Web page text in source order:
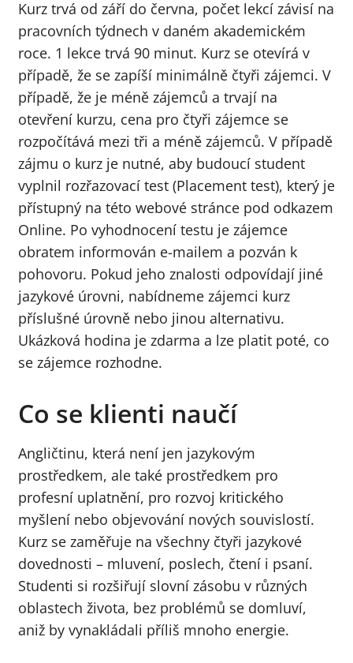
Kurz trvá od září do června, počet lekcí závisí na
pracovních týdnech v daném akademickém
roce. 1 lekce trvá 90 minut. Kurz se otevírá v
případě, že se zapíší minimálně čtyři zájemci. V
případě, že je méně zájemců a trvají na
otevření kurzu, cena pro čtyři zájemce se
rozpočítává mezi tři a méně zájemců. V případě
zájmu o kurz je nutné, aby budoucí student
vyplnil rozřazovací test (Placement test), který je
přístupný na této webové stránce pod odkazem
Online. Po vyhodnocení testu je zájemce
obratem informován e-mailem a pozván k
pohovoru. Pokud jeho znalosti odpovídají jiné
jazykové úrovni, nabídneme zájemci kurz
příslušné úrovně nebo jinou alternativu.
Ukázková hodina je zdarma a lze platit poté, co
se zájemce rozhodne.
Co se klienti naučí
Angličtinu, která není jen jazykovým
prostředkem, ale také prostředkem pro
profesní uplatnění, pro rozvoj kritického
myšlení nebo objevování nových souvislostí.
Kurz se zaměřuje na všechny čtyři jazykové
dovednosti – mluvení, poslech, čtení i psaní.
Studenti si rozšiřují slovní zásobu v různých
oblastech života, bez problémů se domluví,
aniž by vynakládali příliš mnoho energie.